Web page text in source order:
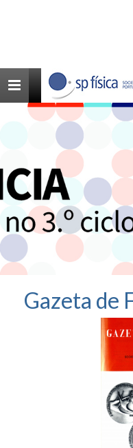
Toggle
navigation
Gazeta de